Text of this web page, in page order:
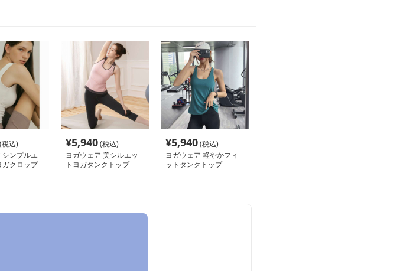
(税込)
シンプルエ
ガクロップ
¥5,940(税込)
ヨガウェア 美シルエッ
トヨガタンクトップ
¥5,940(税込)
ヨガウェア 軽やかフィ
ットタンクトップ